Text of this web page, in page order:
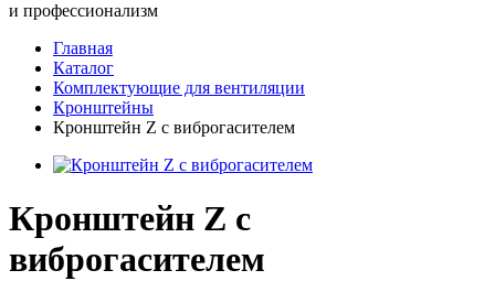
и профессионализм
Главная
Каталог
Комплектующие для вентиляции
Кронштейны
Кронштейн Z с виброгасителем
Кронштейн Z с
виброгасителем